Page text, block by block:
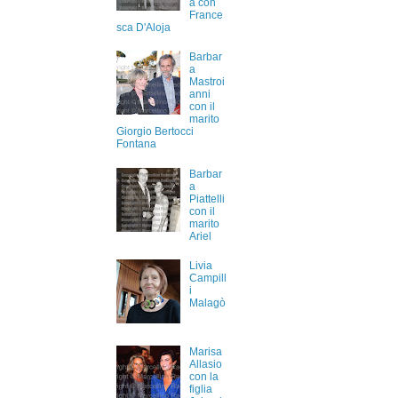
a con
France
sca D'Aloja
Barbar
a
Mastroi
anni
con il
marito
Giorgio Bertocci
Fontana
Barbar
a
Piattelli
con il
marito
Ariel
Livia
Campill
i
Malagò
Marisa
Allasio
con la
figlia